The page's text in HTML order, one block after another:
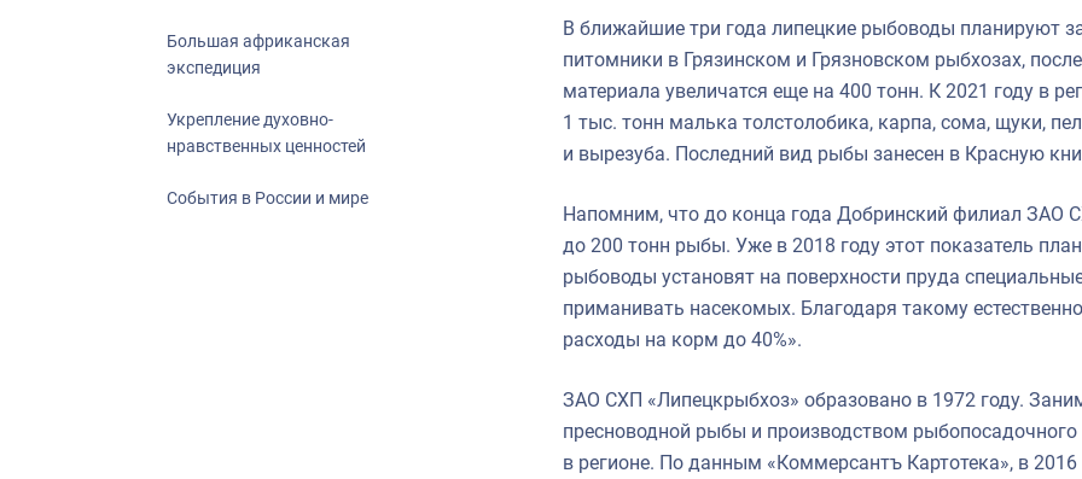
Большая африканская
экспедиция
Укрепление духовно-
нравственных ценностей
События в России и мире
В ближайшие три года липецкие рыбоводы планируют
питомники в Грязинском и Грязновском рыбхозах,
материала увеличатся еще на 400 тонн. К 2021 году в
1 тыс. тонн малька толстолобика, карпа, сома, щуки,
и вырезуба. Последний вид рыбы занесен в Красную
Напомним, что до конца года Добринский филиал ЗАО
до 200 тонн рыбы. Уже в 2018 году этот показатель
рыбоводы установят на поверхности пруда
приманивать насекомых. Благодаря такому
расходы на корм до 40%».
ЗАО СХП «Липецкрыбхоз» образовано в 1972 году.
пресноводной рыбы и производством
в регионе. По данным «Коммерсантъ Картотека», в